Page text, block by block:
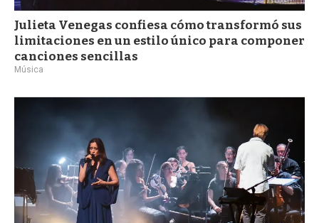
Julieta Venegas confiesa cómo transformó sus
limitaciones en un estilo único para componer
canciones sencillas
Música